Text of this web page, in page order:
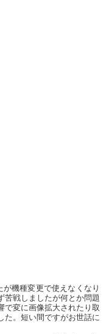
機種変更で使えなくなり
苦戦しましたが何とか問題
で変に画像拡大されたり取
た。短い間ですがお世話に